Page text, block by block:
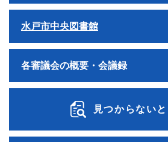
水戸市中央図書館
各審議会の概要・会議録
見つからない